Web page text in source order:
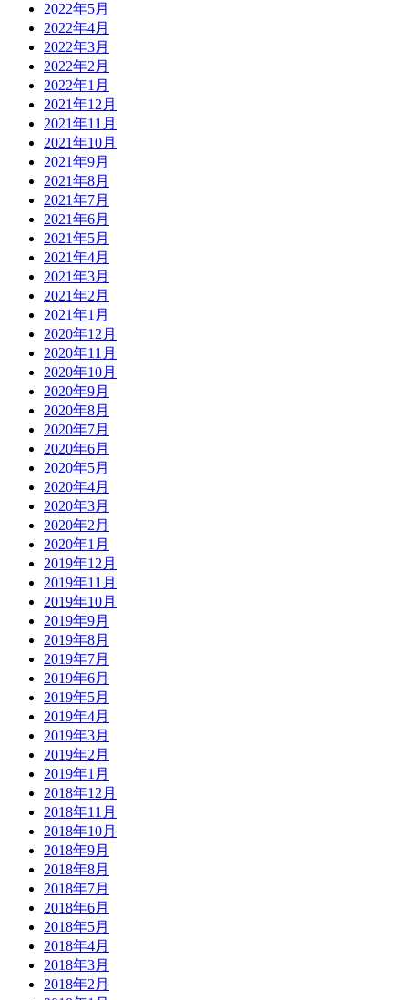
2022年5月
2022年4月
2022年3月
2022年2月
2022年1月
2021年12月
2021年11月
2021年10月
2021年9月
2021年8月
2021年7月
2021年6月
2021年5月
2021年4月
2021年3月
2021年2月
2021年1月
2020年12月
2020年11月
2020年10月
2020年9月
2020年8月
2020年7月
2020年6月
2020年5月
2020年4月
2020年3月
2020年2月
2020年1月
2019年12月
2019年11月
2019年10月
2019年9月
2019年8月
2019年7月
2019年6月
2019年5月
2019年4月
2019年3月
2019年2月
2019年1月
2018年12月
2018年11月
2018年10月
2018年9月
2018年8月
2018年7月
2018年6月
2018年5月
2018年4月
2018年3月
2018年2月